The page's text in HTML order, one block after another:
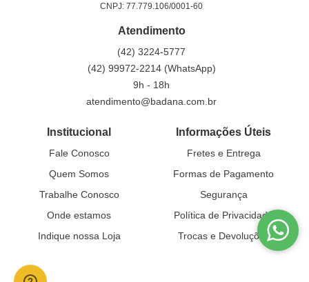
CNPJ: 77.779.106/0001-60
Atendimento
(42) 3224-5777
(42) 99972-2214 (WhatsApp)
9h - 18h
atendimento@badana.com.br
Institucional
Fale Conosco
Quem Somos
Trabalhe Conosco
Onde estamos
Indique nossa Loja
Informações Úteis
Fretes e Entrega
Formas de Pagamento
Segurança
Política de Privacidade
Trocas e Devoluções